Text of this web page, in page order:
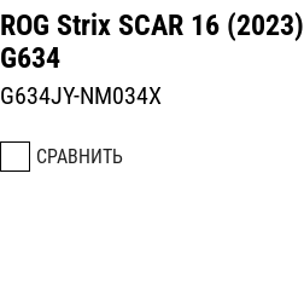
ROG Strix SCAR 16 (2023)
G634
G634JY-NM034X
СРАВНИТЬ